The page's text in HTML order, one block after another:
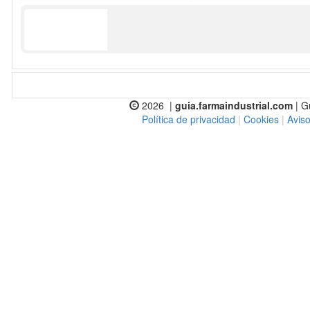
2026 | guia.farmaindustrial.com |
Política de privacidad | Cookies |